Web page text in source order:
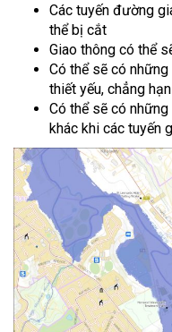
Các tuyến đường
thể bị cắt
Giao thông có thể
Có thể sẽ có
thiết yếu, chẳng
Có thể sẽ có
khác khi các tuyến